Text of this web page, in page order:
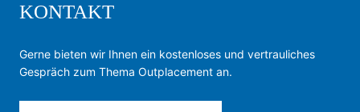
KONTAKT
Gerne bieten wir Ihnen ein kostenloses und vertrauliches
Gespräch zum Thema Outplacement an.